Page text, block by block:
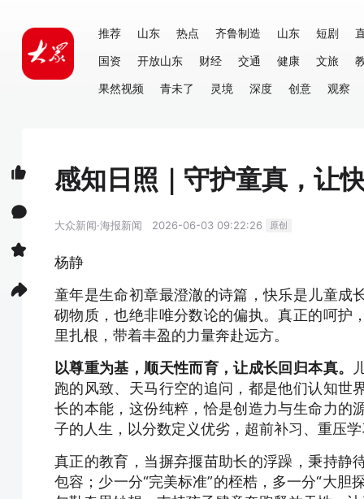
推荐 山东 热点 齐鲁制造 山东 短剧
国资
开放山东 财经 交通 健康 文旅
果然视频
青未了 灵境 深度 创意 观察
感知日照｜守护童真，让
大众新闻·海报新闻 2026-06-03 09:22:26 原创
杨静
童年是生命初章最澄澈的诗篇，快乐是儿童成
砌物质，也绝非唯分数论的偏执。真正的呵护
里扎根，带着丰盈的力量奔赴远方。
以尊重为基，顺天性而育，让成长回归本真。
跑的风致、天马行空的追问，都是他们认知世
长的本能，这份纯粹，恰是创造力与生命力的
子的人生，以分数定义优劣，超前补习、重压
真正的教育，当摒弃揠苗助长的浮躁，秉持静
包容；少一分“完美标准”的桎梏，多一分“大